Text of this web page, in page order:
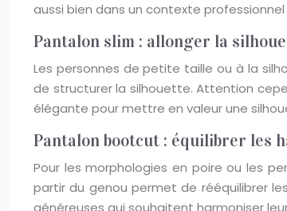
aussi bien dans un contexte
Pantalon slim : allonger la
Les personnes de petite taille ou à la
de structurer la silhouette. Attention
élégante pour mettre en valeur une
Pantalon bootcut : équilibrer les
Pour les morphologies en poire ou les
partir du genou permet de rééquilibrer
généreuses qui souhaitent harmoniser